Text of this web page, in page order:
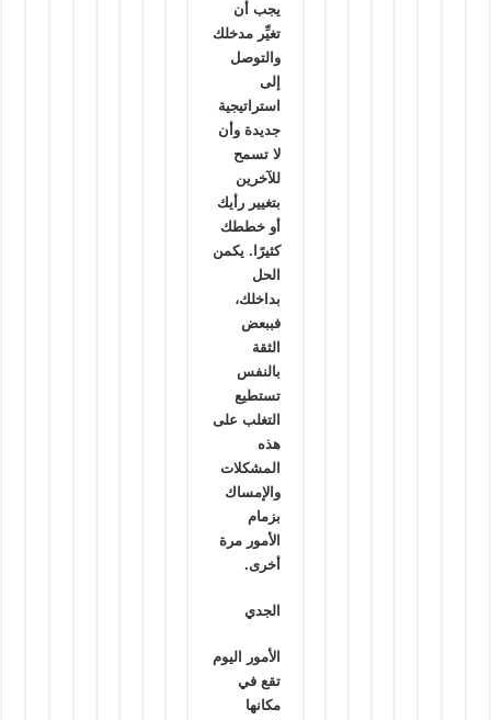
يجب أن
تغيِّر مدخلك
والتوصل
إلى
استراتيجية
جديدة وأن
لا تسمح
للآخرين
بتغيير رأيك
أو خططك
كثيرًا. يكمن
الحل
بداخلك،
فببعض
الثقة
بالنفس
تستطيع
التغلب على
هذه
المشكلات
والإمساك
بزمام
الأمور مرة
أخرى.
الجدي
الأمور اليوم
تقع في
مكانها